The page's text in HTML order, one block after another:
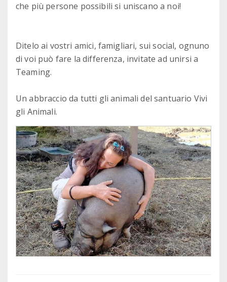
che più persone possibili si uniscano a noi!
Ditelo ai vostri amici, famigliari, sui social, ognuno
di voi può fare la differenza, invitate ad unirsi a
Teaming.
Un abbraccio da tutti gli animali del santuario Vivi
gli Animali.